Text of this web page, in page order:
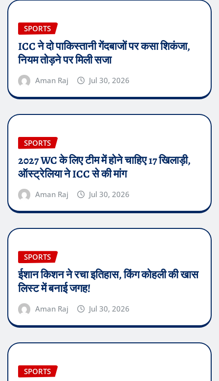
SPORTS
ICC ने दो पाकिस्तानी गेंदबाजों पर कसा शिकंजा,
नियम तोड़ने पर मिली सजा
Aman Raj Jul 30, 2026
SPORTS
2027 WC के लिए टीम में होने चाहिए 17 खिलाड़ी,
ऑस्ट्रेलिया ने ICC से की मांग
Aman Raj Jul 30, 2026
SPORTS
ईशान किशन ने रचा इतिहास, किंग कोहली की खास
लिस्ट में बनाई जगह!
Aman Raj Jul 30, 2026
SPORTS